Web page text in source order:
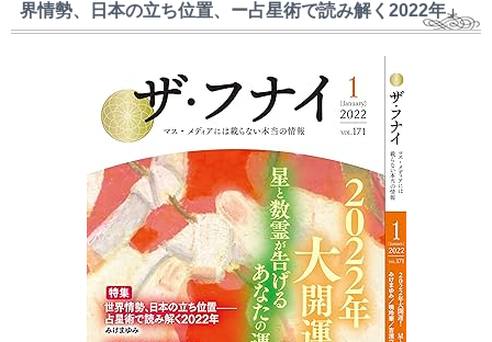
界情勢、日本の立ち位置、ー占星術で読み解く2022年」